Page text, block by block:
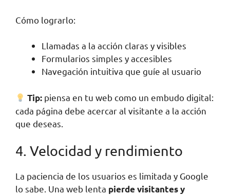
Cómo lograrlo:
Llamadas a la acción claras y visibles
Formularios simples y accesibles
Navegación intuitiva que guíe al usuario
Tip: piensa en tu web como un embudo digital:
cada página debe acercar al visitante a la acción
que deseas.
4. Velocidad y rendimiento
La paciencia de los usuarios es limitada y Google
lo sabe. Una web lenta pierde visitantes y